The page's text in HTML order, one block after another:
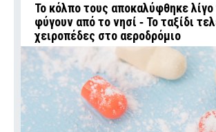
Το κόλπο τους αποκαλύφθηκε λίγο
φύγουν από το νησί ‑ Το ταξίδι
χειροπέδες στο αεροδρόμιο